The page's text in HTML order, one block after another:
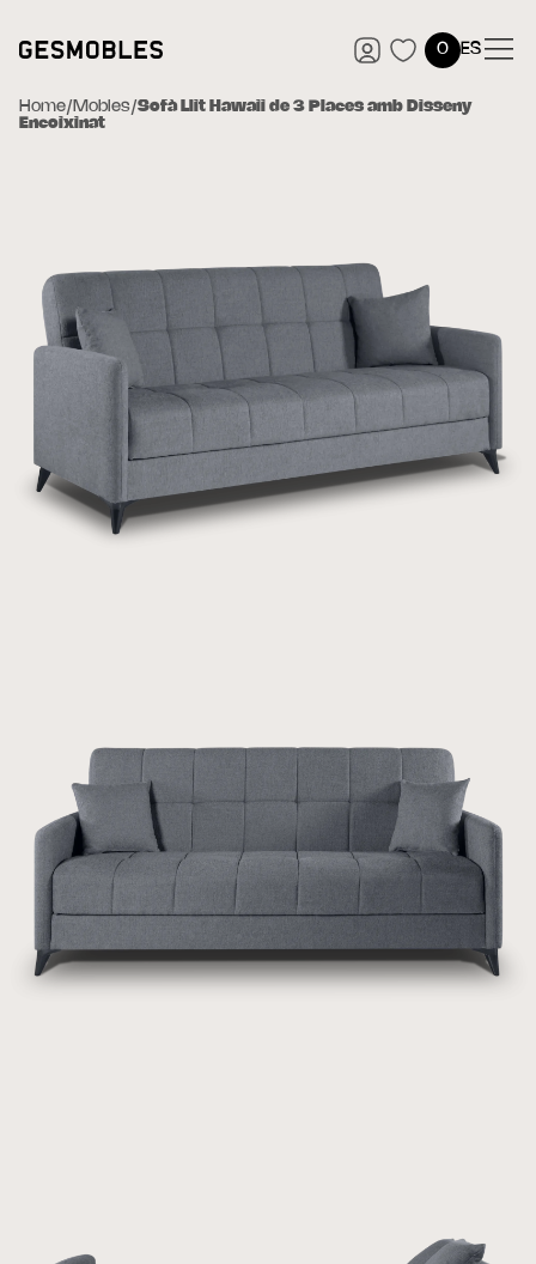
0 ES
Home/ Mobles/Sofà Llit Hawaii de 3 Places amb Disseny
Encoixinat